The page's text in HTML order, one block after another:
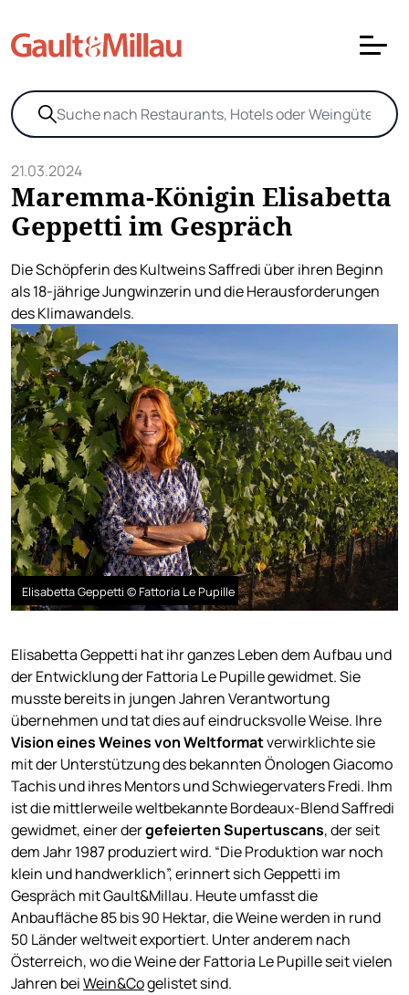
21.03.2024
Maremma-Königin Elisabetta
Geppetti im Gespräch
Die Schöpferin des Kultweins Saffredi über ihren Beginn
als 18-jährige Jungwinzerin und die Herausforderungen
des Klimawandels.
Elisabetta Geppetti © Fattoria Le Pupille
Elisabetta Geppetti hat ihr ganzes Leben dem Aufbau und
der Entwicklung der Fattoria Le Pupille gewidmet. Sie
musste bereits in jungen Jahren Verantwortung
übernehmen und tat dies auf eindrucksvolle Weise. Ihre
Vision eines Weines von Weltformatverwirklichte sie
mit der Unterstützung des bekannten Önologen Giacomo
Tachis und ihres Mentors und Schwiegervaters Fredi. Ihm
ist die mittlerweile weltbekannte Bordeaux-Blend Saffredi
gewidmet, einer dergefeierten Supertuscans, der seit
dem Jahr 1987 produziert wird. “Die Produktion war noch
klein und handwerklich”, erinnert sich Geppetti im
Gespräch mit Gault&Millau. Heute umfasst die
Anbaufläche 85 bis 90 Hektar, die Weine werden in rund
50 Länder weltweit exportiert. Unter anderem nach
Österreich, wo die Weine der Fattoria Le Pupille seit vielen
Jahren beiWein&Cogelistet sind.